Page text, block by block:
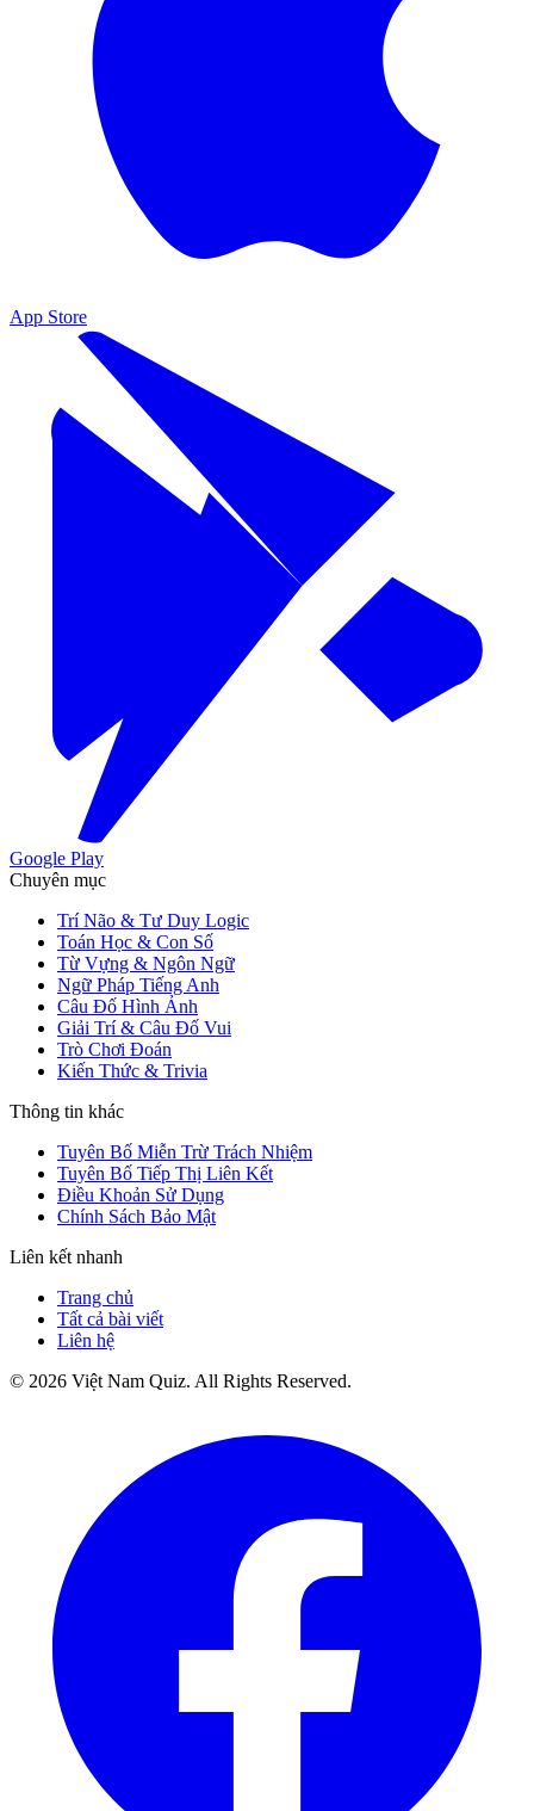
App Store
Google Play
Chuyên mục
Trí Não & Tư Duy Logic
Toán Học & Con Số
Từ Vựng & Ngôn Ngữ
Ngữ Pháp Tiếng Anh
Câu Đố Hình Ảnh
Giải Trí & Câu Đố Vui
Trò Chơi Đoán
Kiến Thức & Trivia
Thông tin khác
Tuyên Bố Miễn Trừ Trách Nhiệm
Tuyên Bố Tiếp Thị Liên Kết
Điều Khoản Sử Dụng
Chính Sách Bảo Mật
Liên kết nhanh
Trang chủ
Tất cả bài viết
Liên hệ
© 2026 Việt Nam Quiz. All Rights Reserved.